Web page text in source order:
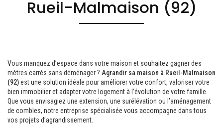
Rueil-Malmaison (92)
Vous manquez d’espace dans votre maison et souhaitez gagner des
mètres carrés sans déménager ? Agrandir sa maison à Rueil-Malmaison
(92)est une solution idéale pour améliorer votre confort, valoriser votre
bien immobilier et adapter votre logement à l’évolution de votre famille.
Que vous envisagiez une extension, une surélévation ou l’aménagement
de combles, notre entreprise spécialisée vous accompagne dans tous
vos projets d’agrandissement.